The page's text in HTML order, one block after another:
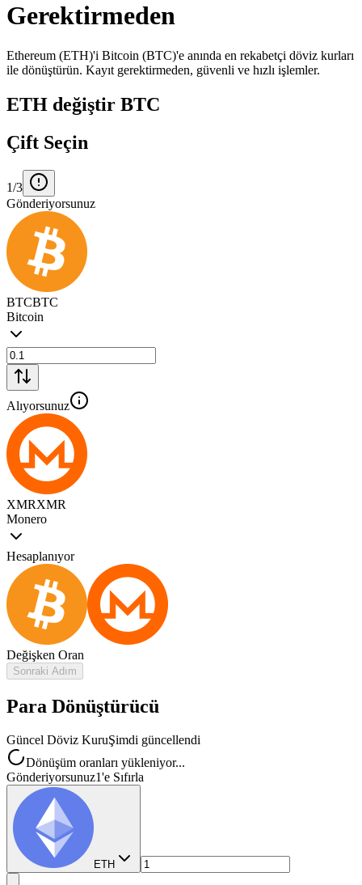
Gerektirmeden
Ethereum (ETH)'i Bitcoin (BTC)'e anında en rekabetçi döviz kurları
ile dönüştürün. Kayıt gerektirmeden, güvenli ve hızlı işlemler.
ETH değiştir BTC
Çift Seçin
1/3
Gönderiyorsunuz
BTCBTC
Bitcoin
Alıyorsunuz
XMRXMR
Monero
Hesaplanıyor
Değişken Oran
Sonraki Adım
Para Dönüştürücü
Güncel Döviz KuruŞimdi güncellendi
Dönüşüm oranları yükleniyor...
Gönderiyorsunuz1'e Sıfırla
ETH